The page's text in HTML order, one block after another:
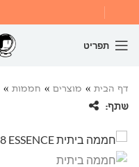
תפריט
דף הבית » מוצרים » חממות »
שתף: